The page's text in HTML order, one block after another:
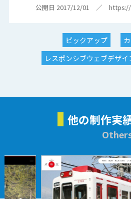
公開日 2017/12/01 ／
ピックアップ
レスポンシブウェブデザイ
他の制作実